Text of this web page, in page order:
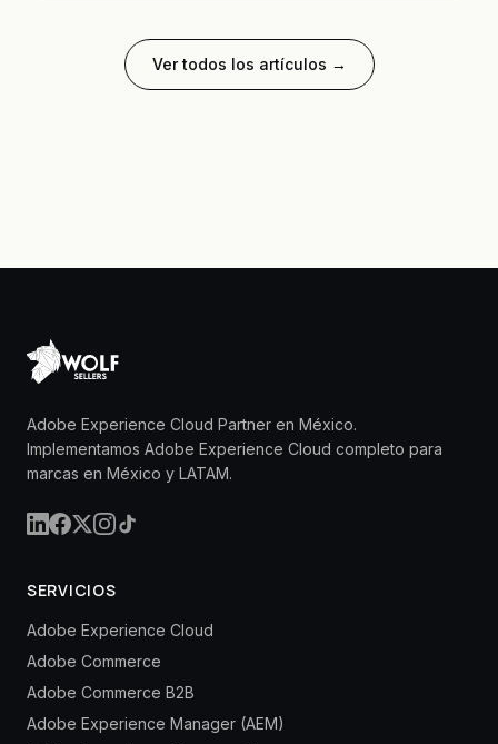
Ver todos los artículos →
Adobe Experience Cloud Partner en México.
Implementamos Adobe Experience Cloud completo para
marcas en México y LATAM.
SERVICIOS
Adobe Experience Cloud
Adobe Commerce
Adobe Commerce B2B
Adobe Experience Manager (AEM)